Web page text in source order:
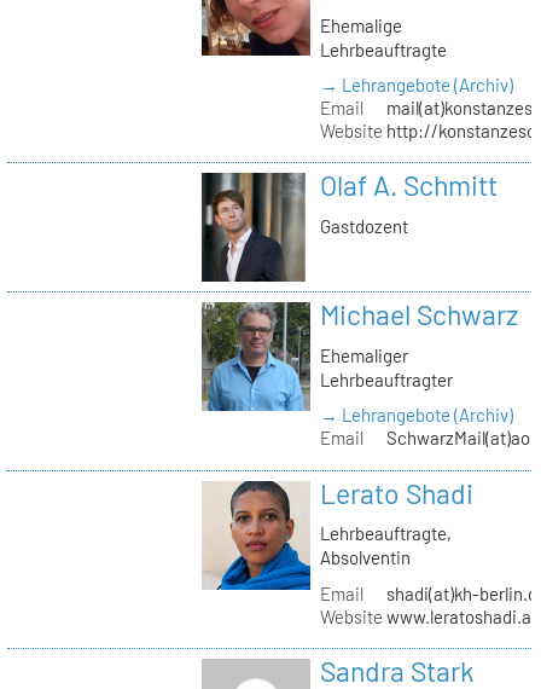
Ehemalige
Lehrbeauftragte
→ Lehrangebote (Archiv)
Email
Website http://
Olaf A. Schmitt
Gastdozent
Michael Schwarz
Ehemaliger
Lehrbeauftragter
→ Lehrangebote (Archiv)
Email
Lerato Shadi
Lehrbeauftragte,
Absolventin
Email
shadi(at)kh-
Website
Sandra Stark